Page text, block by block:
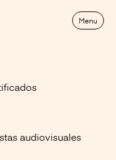
Menu
audiovisuales